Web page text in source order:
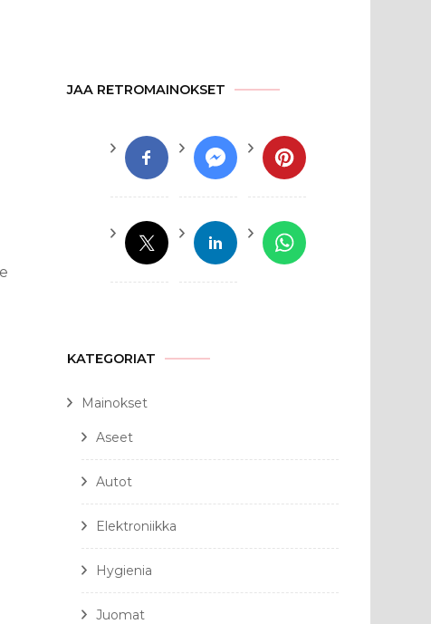
JAA RETROMAINOKSET
KATEGORIAT
Mainokset
Aseet
Autot
Elektroniikka
Hygienia
Juomat